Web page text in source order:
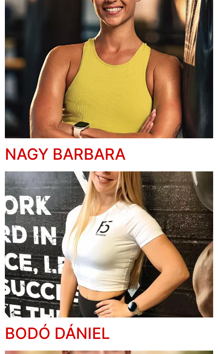
NAGY BARBARA
BODÓ DÁNIEL